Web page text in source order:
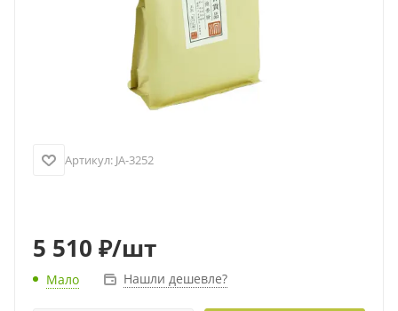
Артикул: JA-3252
5 510 ₽/шт
Мало Нашли дешевле?